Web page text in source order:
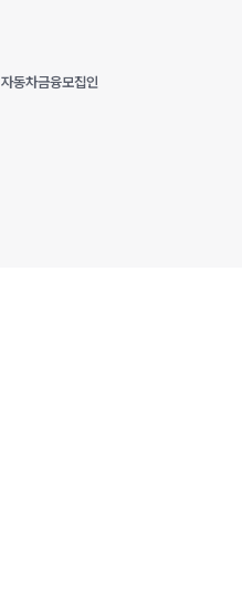
자동차금융모집인